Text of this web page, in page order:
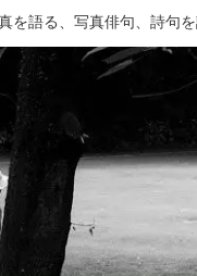
を語る、写真俳句、詩句